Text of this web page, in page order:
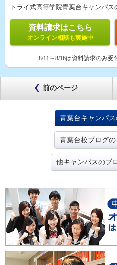
トライ式高等学院青葉台キャンパ
資料請求はこちら
オンライン相談も実施中
8/11～8/16は資料請求のみ受
前のページ
青葉台キャンパ
青葉台校ブログ
他キャンパスのブ